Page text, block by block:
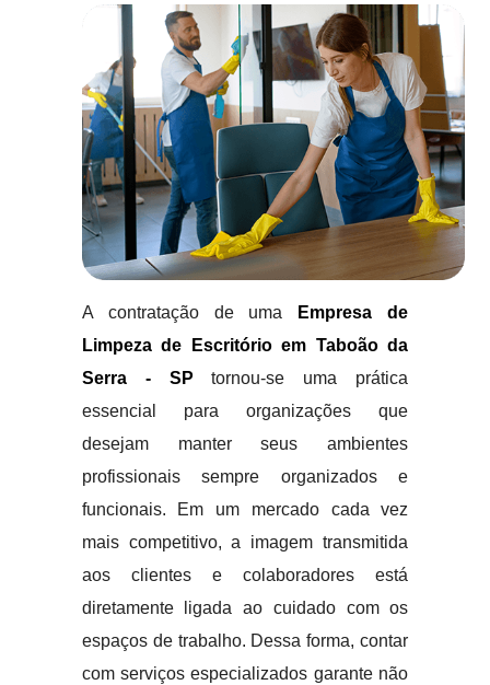
A contratação de uma
Empresa de
Limpeza de Escritório em Taboão da
Serra - SP tornou-se uma prática
essencial para organizações que
desejam manter seus ambientes
profissionais sempre organizados e
funcionais. Em um mercado cada vez
mais competitivo, a imagem transmitida
aos clientes e colaboradores está
diretamente ligada ao cuidado com os
espaços de trabalho. Dessa forma, contar
com serviços especializados garante não